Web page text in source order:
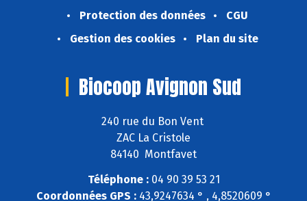
Protection des données
CGU
Gestion des cookies
Plan du site
Biocoop Avignon Sud
240 rue du Bon Vent
ZAC La Cristole
84140 Montfavet
Téléphone :04 90 39 53 21
Coordonnées GPS :43,9247634 ° , 4,8520609 °